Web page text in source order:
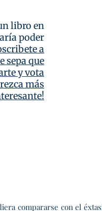
libro en
poder
a
sepa que
y vota
más
compararse con el